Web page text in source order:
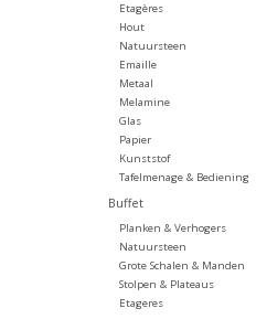
Etagères
Hout
Natuursteen
Emaille
Metaal
Melamine
Glas
Papier
Kunststof
Tafelmenage & Bediening
Buffet
Planken & Verhogers
Natuursteen
Grote Schalen & Manden
Stolpen & Plateaus
Etageres